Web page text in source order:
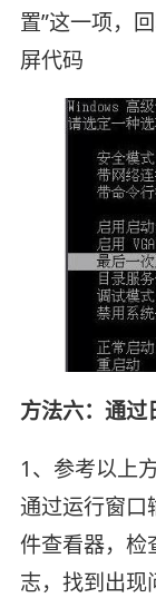
置”这一项，
屏代码
方法六：通过
1、参考以上
通过运行窗口
件查看器，检
志，找到出现